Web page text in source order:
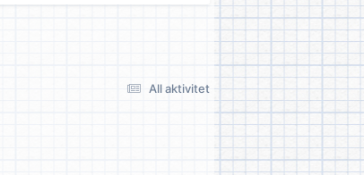
All aktivitet